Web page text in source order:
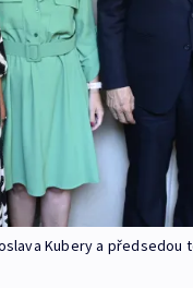
Kubery a předsedou